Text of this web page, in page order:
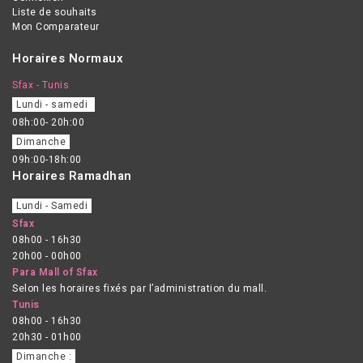
Liste de souhaits
Mon Comparateur
Horaires Normaux
Sfax - Tunis
Lundi - samedi
08h:00- 20h:00
Dimanche
09h:00-18h:00
Horaires Ramadhan
Lundi - Samedi
Sfax
08h00 - 16h30
20h00 - 00h00
Para Mall of Sfax
Selon les horaires fixés par l’administration du mall.
Tunis
08h00 - 16h30
20h30 - 01h00
Dimanche :